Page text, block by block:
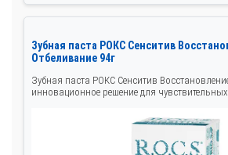
Зубная паста РОКС Сенситив
Отбеливание 94г
Зубная паста РОКС Сенситив
инновационное решение для чувствительных